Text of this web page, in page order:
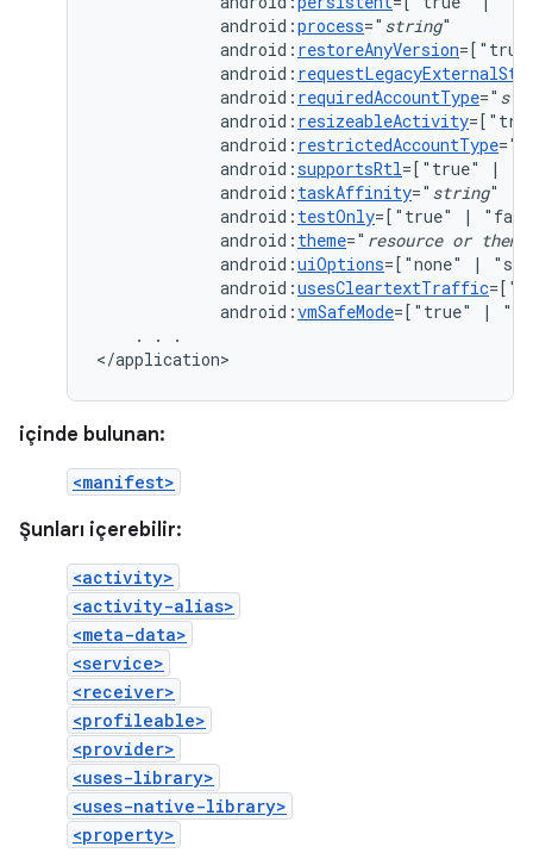
android:process=" string
android: restoreAnyVersion
android:
android: requiredAccountType="
android: resizeableActivity
android: restrictedAccountType="
android:supportsRtl=["true"
|
android: taskAffinity=" string
android: testOnly=["true"
|
android: theme=" resource or theme
android:uiOptions=["none"
|
android:usesCleartextTraffic
android:vmSafeMode=["true" |
.
.
.
</application>
içinde bulunan:
<manifest>
Şunları içerebilir:
<activity>
<activity-alias>
<meta-data>
<service>
<receiver>
<profileable>
<provider>
<uses-library>
<uses-native-library>
<property>